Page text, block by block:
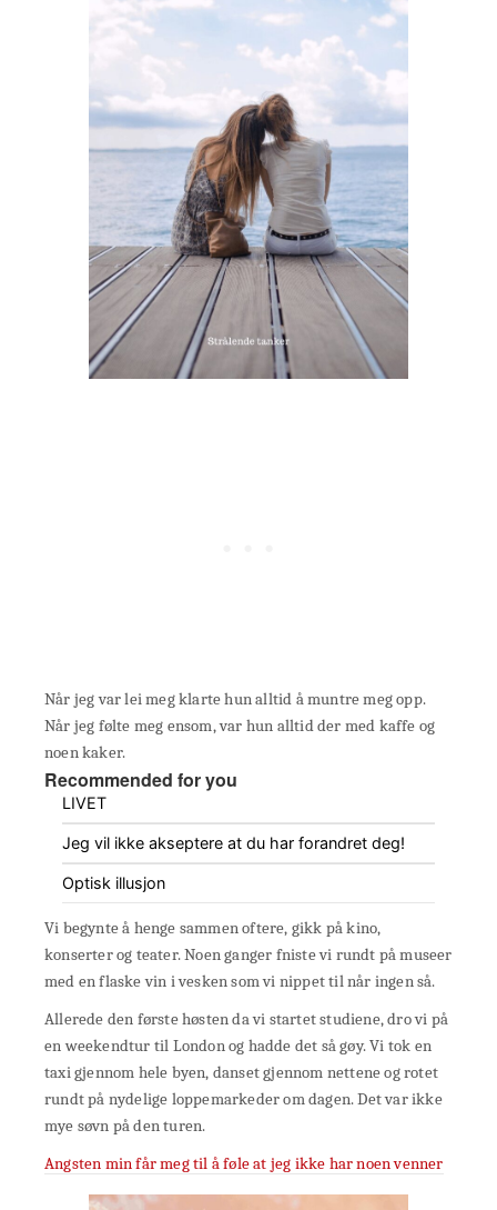
Når jeg var lei meg klarte hun alltid å muntre meg opp.
Når jeg følte meg ensom, var hun alltid der med kaffe og
noen kaker.
Recommended for you
LIVET
Jeg vil ikke akseptere at du har forandret deg!
Optisk illusjon
Vi begynte å henge sammen oftere, gikk på kino,
konserter og teater. Noen ganger fniste vi rundt på museer
med en flaske vin i vesken som vi nippet til når ingen så.
Allerede den første høsten da vi startet studiene, dro vi på
en weekendtur til London og hadde det så gøy. Vi tok en
taxi gjennom hele byen, danset gjennom nettene og rotet
rundt på nydelige loppemarkeder om dagen. Det var ikke
mye søvn på den turen.
Angsten min får meg til å føle at jeg ikke har noen venner